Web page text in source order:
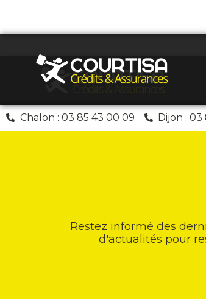
Chalon : 03 85 43 00 09 Dijon :
Restez informé des
d'actualités pour